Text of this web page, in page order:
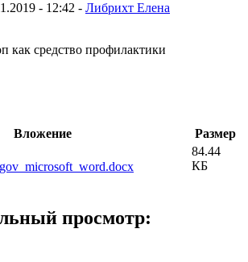
- 12:42 - Либрихт Елена
как средство профилактики
Вложение
Размер
84.44
КБ
просмотр: